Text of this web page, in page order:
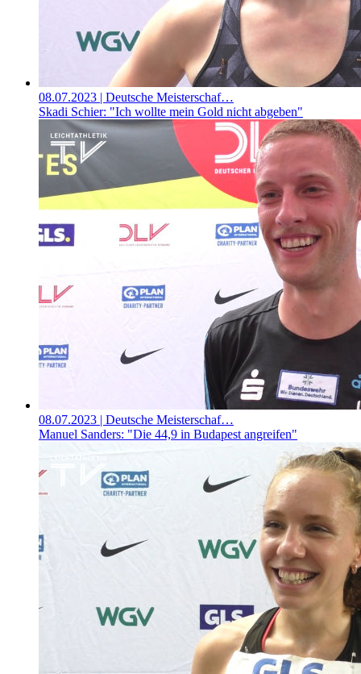
08.07.2023 | Deutsche Meisterschaf…
Skadi Schier: "Ich wollte mein Gold nicht abgeben"
08.07.2023 | Deutsche Meisterschaf…
Manuel Sanders: "Die 44,9 in Budapest angreifen"